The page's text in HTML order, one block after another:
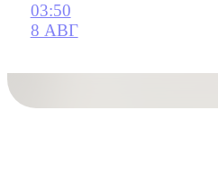
03:50
8 АВГ